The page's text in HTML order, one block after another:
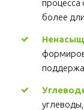
процесса
более